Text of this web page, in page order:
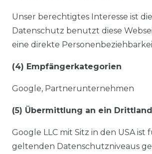
Unser berechtigtes Interesse ist
Datenschutz benutzt diese
eine direkte
(4) Empfängerkategorien
Google, Partnerunternehmen
(5) Übermittlung an ein Drittland
Google LLC mit Sitz in den USA
geltenden Datenschutzniveaus